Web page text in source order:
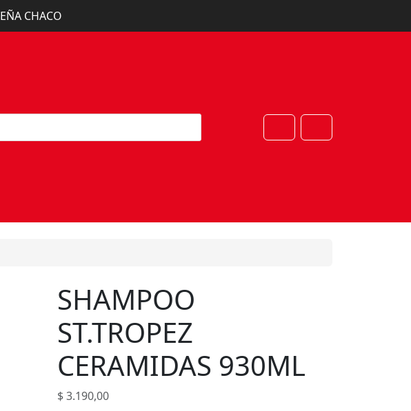
CHACO
AccountCart
SHAMPOO
ST.TROPEZ
CERAMIDAS 930ML
$3.190,00